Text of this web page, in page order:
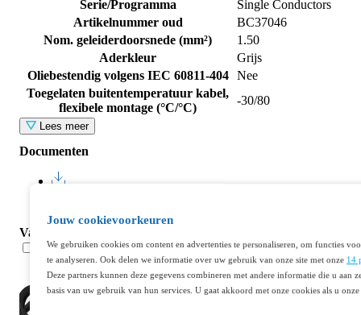
Jouw cookievoorkeuren
We gebruiken cookies om content en advertenties te personaliseren, om functies
te analyseren. Ook delen we informatie over uw gebruik van onze site met onze 14
Deze partners kunnen deze gegevens combineren met andere informatie die u aan
basis van uw gebruik van hun services. U gaat akkoord met onze cookies als u
Serie/Programma
Single Conductors
Artikelnummer oud
BC37046
Nom. geleiderdoorsnede (mm²)
1.50
Aderkleur
Grijs
Oliebestendig volgens IEC 60811-404
Nee
Toegelaten buitentemperatuur kabel,
flexibele montage (°C/°C)
-30/80
Lees meer
Documenten
Vaak samen gekocht